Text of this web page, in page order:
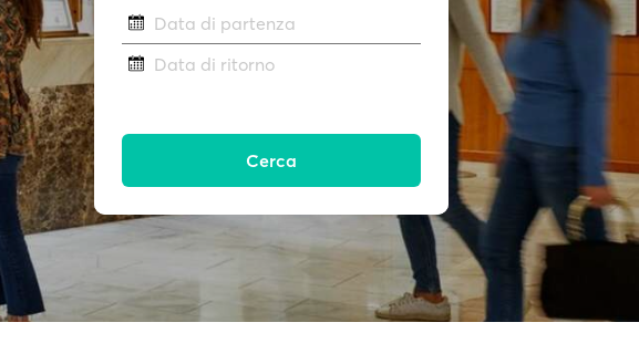
Data di partenza
Data di ritorno
Cerca